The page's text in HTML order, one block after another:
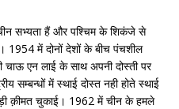
सभ्यता हैं और पश्चिम के शिकंजे से
1954 में दोनों देशों के बीच पंचशील
एन लाई के साथ अपनी दोस्ती पर
सम्बन्धों में स्थाई दोस्त नही होते स्थाई
क़ीमत चुकाई। 1962 में चीन के हमले